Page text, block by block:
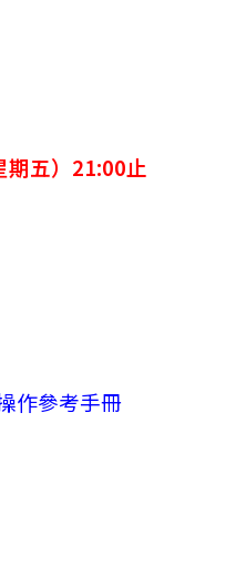
五）21:00止
作參考手冊